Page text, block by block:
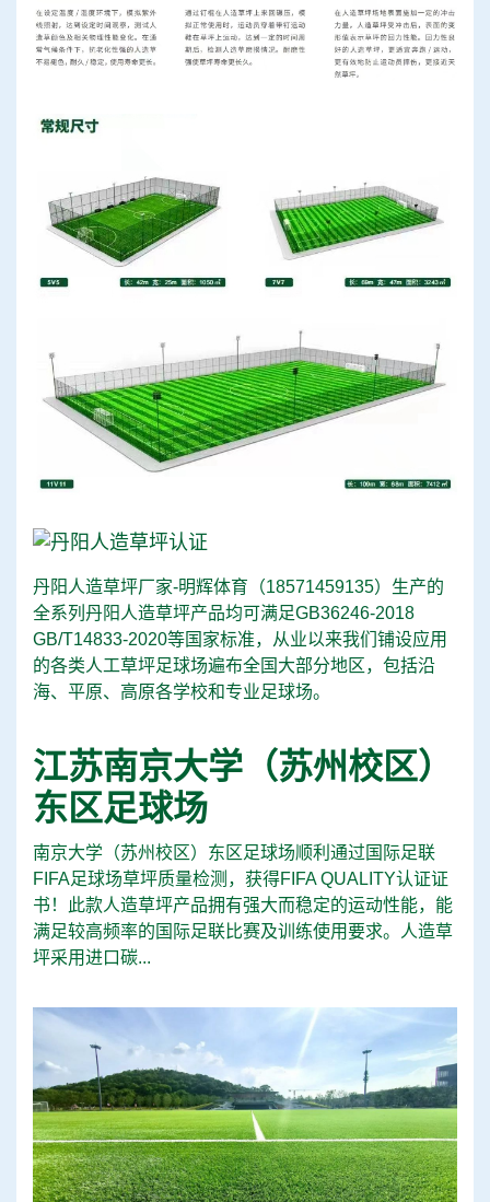
丹阳人造草坪厂家-明辉体育（18571459135）生产的
全系列丹阳人造草坪产品均可满足GB36246-2018
GB/T14833-2020等国家标准，从业以来我们铺设应用
的各类人工草坪足球场遍布全国大部分地区，包括沿
海、平原、高原各学校和专业足球场。
江苏南京大学（苏州校区）
东区足球场
南京大学（苏州校区）东区足球场顺利通过国际足联
FIFA足球场草坪质量检测，获得FIFA QUALITY认证证
书！此款人造草坪产品拥有强大而稳定的运动性能，能
满足较高频率的国际足联比赛及训练使用要求。人造草
坪采用进口碳...